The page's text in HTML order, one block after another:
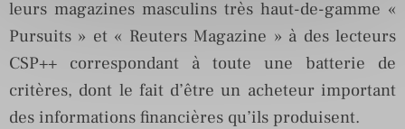
leurs magazines masculins très haut-de-gamme «
Pursuits » et « Reuters Magazine » à des lecteurs
CSP++ correspondant à toute une batterie de
critères, dont le fait d’être un acheteur important
des informations financières qu’ils produisent.